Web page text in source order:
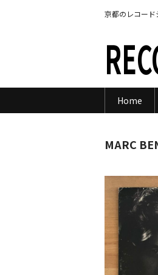
京都のレコー
Home
MARC